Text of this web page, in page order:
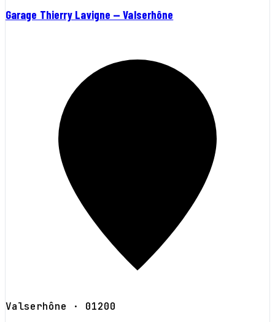
Garage Thierry Lavigne — Valserhône
Valserhône · 01200